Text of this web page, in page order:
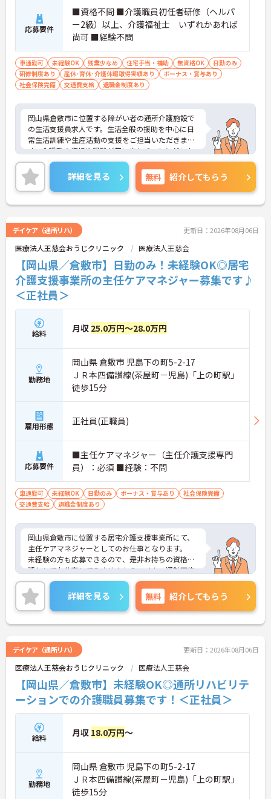
応募要件
■資格不問 ■介護職員初任者研修（ヘルパ
ー2級）以上、介護福祉士 いずれかあれば
尚可 ■経験不問
車通勤可 未経験OK 残業少なめ 住宅手当・補助 無資格OK
日勤のみ
研修制度あり
産休･育休･介護休暇取得実績あり
ボーナス・賞与あり
社会保険完備
交通費支給 退職金制度あり
岡山県倉敷市に位置する障がい者の通所介護施設で
の生活支援員求人です。生活全般の援助を中心に日
常生活訓練や生産活動の支援をご担当いただきま
す。介護系の資格や経験が無い方もチャレンジいた
だけます。先輩が丁寧にサポートしてくださいます
ので安心です。月9日休み、日勤のみのご勤務ですの
で、生活リズムを整えやすく無理なくご勤務いただ
けます♪ご興味のある方には、面接対策ポイントな
ど、さらに詳細をお話ししますのでお気軽にご相談
詳細を見る 無料 紹介してもらう
デイケア（通所リハ） 更新日：2026年08月06日
医療法人王慈会おうじクリニック 医療法人王慈会
【岡山県／倉敷市】日勤のみ！未経験OK◎居宅
介護支援事業所の主任ケアマネジャー募集です♪
＜正社員＞
給料 月収 25.0万円～28.0万円
勤務地
岡山県 倉敷市 児島下の町5-2-17
ＪＲ本四備讃線(茶屋町－児島)「上の町駅」
徒歩15分
雇用形態 正社員(正職員)
応募要件
■主任ケアマネジャー（主任介護支援専門
員）：必須 ■経験：不問
車通勤可 未経験OK 日勤のみ ボーナス・賞与あり
社会保険完備
交通費支給
退職金制度あり
岡山県倉敷市に位置する居宅介護支援事業所にて、
主任ケアマネジャーとしてのお仕事となります。
未経験の方も応募できるので、是非お持ちの資格を
活かしてお仕事してみませんか？マイカー通勤可能
となっており、駐車場も完備しておりますので、通
勤の際は心配いりません◎
ご興味ある方は面接ポイントをお伝えしますので、
お気軽にお問い合わせください♪
詳細を見る 無料 紹介してもらう
デイケア（通所リハ） 更新日：2026年08月06日
医療法人王慈会おうじクリニック 医療法人王慈会
【岡山県／倉敷市】未経験OK◎通所リハビリテ
ーションでの介護職員募集です！＜正社員＞
給料 月収 18.0万円～
勤務地
岡山県 倉敷市 児島下の町5-2-17
ＪＲ本四備讃線(茶屋町－児島)「上の町駅」
徒歩15分